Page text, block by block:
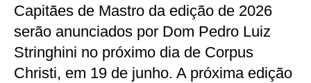
Capitães de Mastro da edição de 2026
serão anunciados por Dom Pedro Luiz
Stringhini no próximo dia de Corpus
Christi, em 19 de junho. A próxima edição